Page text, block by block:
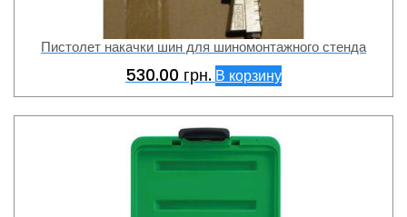
Пистолет накачки шин для шиномонтажного стенда
530.00 грн. В корзину